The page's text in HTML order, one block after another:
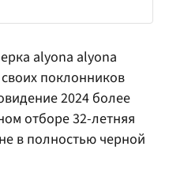
alyona alyona
поклонников
2024 более
отборе 32-летняя
в полностью черной